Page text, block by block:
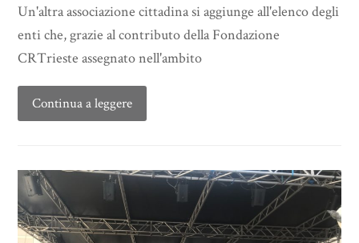
Un'altra associazione cittadina si aggiunge all'elenco degli
enti che, grazie al contributo della Fondazione
CRTrieste assegnato nell'ambito
Continua a leggere